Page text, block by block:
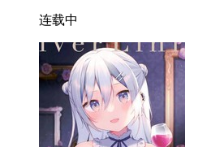
连载中